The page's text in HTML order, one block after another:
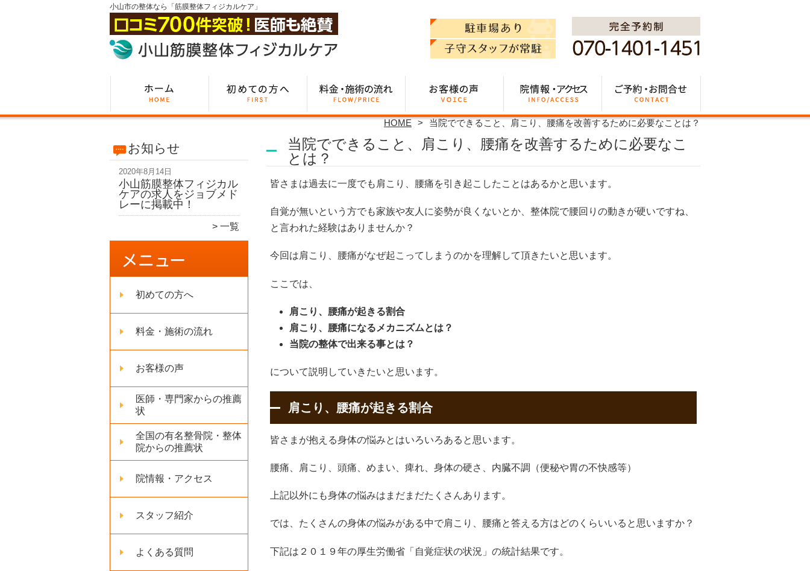
小山市の整体なら「筋膜整体フィジカルケア」
HOME 当院でできること、肩こり、腰痛を改善するために必要なことは？
お知らせ
2020年8月14日
小山筋膜整体フィジカル
ケアの求人をジョブメド
レーに掲載中！
一覧
初めての方へ
料金・施術の流れ
お客様の声
医師・専門家からの推薦
状
全国の有名整骨院・整体
院からの推薦状
院情報・アクセス
スタッフ紹介
よくある質問
当院でできること、肩こり、腰痛を改善するために必要なこ
とは？
皆さまは過去に一度でも肩こり、腰痛を引き起こしたことはあるかと思います。
自覚が無いという方でも家族や友人に姿勢が良くないとか、整体院で腰回りの動きが硬いですね、
と言われた経験はありませんか？
今回は肩こり、腰痛がなぜ起こってしまうのかを理解して頂きたいと思います。
ここでは、
肩こり、腰痛が起きる割合
肩こり、腰痛になるメカニズムとは？
当院の整体で出来る事とは？
について説明していきたいと思います。
肩こり、腰痛が起きる割合
皆さまが抱える身体の悩みとはいろいろあると思います。
腰痛、肩こり、頭痛、めまい、痺れ、身体の硬さ、内臓不調（便秘や胃の不快感等）
上記以外にも身体の悩みはまだまだたくさんあります。
では、たくさんの身体の悩みがある中で肩こり、腰痛と答える方はどのくらいいると思いますか？
下記は２０１９年の厚生労働省「自覚症状の状況」の統計結果です。